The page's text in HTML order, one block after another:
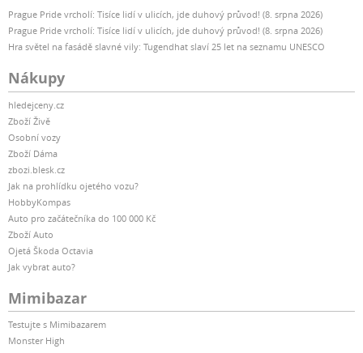
Prague Pride vrcholí: Tisíce lidí v ulicích, jde duhový průvod! (8. srpna 2026)
Prague Pride vrcholí: Tisíce lidí v ulicích, jde duhový průvod! (8. srpna 2026)
Hra světel na fasádě slavné vily: Tugendhat slaví 25 let na seznamu UNESCO
Nákupy
hledejceny.cz
Zboží Živě
Osobní vozy
Zboží Dáma
zbozi.blesk.cz
Jak na prohlídku ojetého vozu?
HobbyKompas
Auto pro začátečníka do 100 000 Kč
Zboží Auto
Ojetá Škoda Octavia
Jak vybrat auto?
Mimibazar
Testujte s Mimibazarem
Monster High